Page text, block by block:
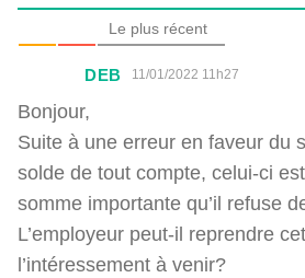
Le plus récent
DEB 11/01/2022 11h27
Bonjour,
Suite à une erreur en faveur du
solde de tout compte, celui-ci
somme importante qu’il refuse
L’employeur peut-il reprendre
l’intéressement à venir?